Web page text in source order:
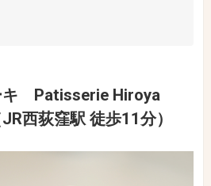
キ Patisserie Hiroya
西荻窪駅 徒歩11分）